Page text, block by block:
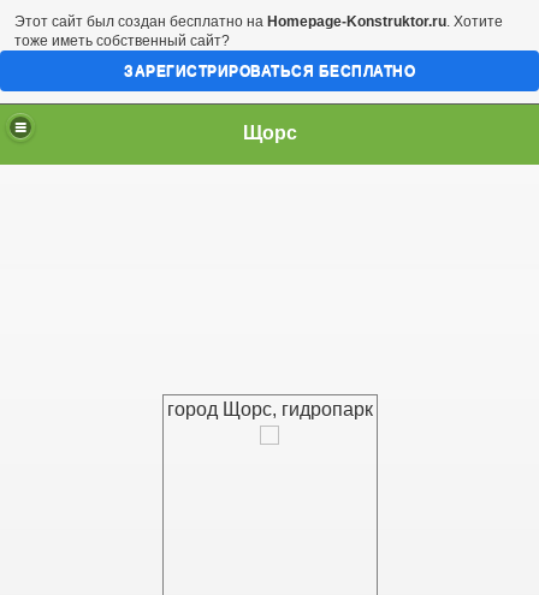
Щорс
город Щорс, гидропарк
Этот сайт был создан бесплатно на Homepage-Konstruktor.ru. Хотите
тоже иметь собственный сайт?
ЗАРЕГИСТРИРОВАТЬСЯ БЕСПЛАТНО